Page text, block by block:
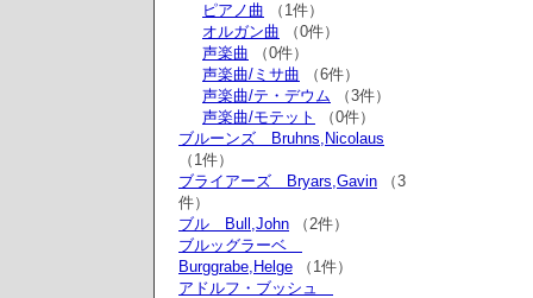
ピアノ曲 （1件）
オルガン曲 （0件）
声楽曲 （0件）
声楽曲/ミサ曲 （6件）
声楽曲/テ・デウム （3件）
声楽曲/モテット
（0件）
ブルーンズ Bruhns,Nicolaus
（1件）
ブライアーズ Bryars,Gavin （3
件）
ブル Bull,John （2件）
ブルッグラーベ
Burggrabe,Helge （1件）
アドルフ・ブッシュ